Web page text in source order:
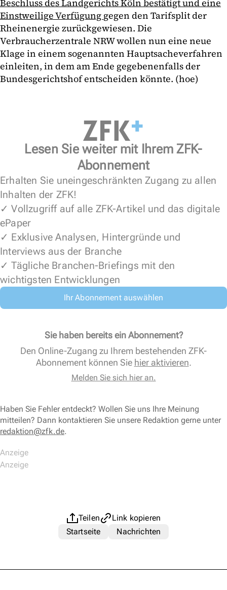
Beschluss des Landgerichts Köln bestätigt und eine
Einstweilige Verfügung gegen den Tarifsplit der
Rheinenergie zurückgewiesen. Die
Verbraucherzentrale NRW wollen nun eine neue
Klage in einem sogenannten Hauptsacheverfahren
einleiten, in dem am Ende gegebenenfalls der
Bundesgerichtshof entscheiden könnte. (hoe)
Lesen Sie weiter mit Ihrem ZFK-
Abonnement
Erhalten Sie uneingeschränkten Zugang zu allen
Inhalten der ZFK!
✓ Vollzugriff auf alle ZFK-Artikel und das digitale
ePaper
✓ Exklusive Analysen, Hintergründe und
Interviews aus der Branche
✓ Tägliche Branchen-Briefings mit den
wichtigsten Entwicklungen
Ihr Abonnement auswählen
Sie haben bereits ein Abonnement?
Den Online-Zugang zu Ihrem bestehenden ZFK-
Abonnement können Sie hier aktivieren.
Melden Sie sich hier an.
Haben Sie Fehler entdeckt? Wollen Sie uns Ihre Meinung
mitteilen? Dann kontaktieren Sie unsere Redaktion gerne unter
redaktion@zfk.de.
Teilen
Link kopieren
Startseite
Nachrichten